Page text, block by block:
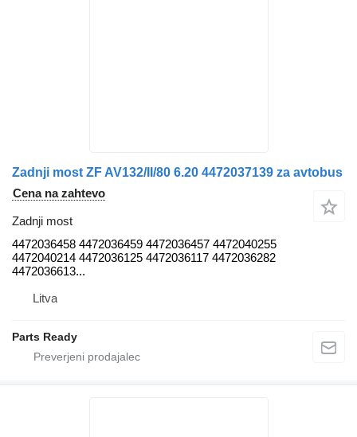
Zadnji most ZF AV132/II/80 6.20 4472037139 za avtobus
Cena na zahtevo
Zadnji most
4472036458 4472036459 4472036457 4472040255
4472040214 4472036125 4472036117 4472036282
4472036613...
Litva
Parts Ready